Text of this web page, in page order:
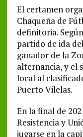
El certamen
Chaqueña de
definitoria.
partido de ida
ganador de la
alternancia, y el
local al
Puerto Vilelas.
En la final de
Resistencia y
jugarse en la